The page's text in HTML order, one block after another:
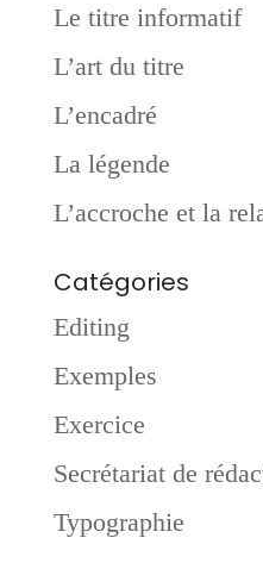
Le titre informatif
L’art du titre
L’encadré
La légende
L’accroche et la
Catégories
Editing
Exemples
Exercice
Secrétariat de
Typographie